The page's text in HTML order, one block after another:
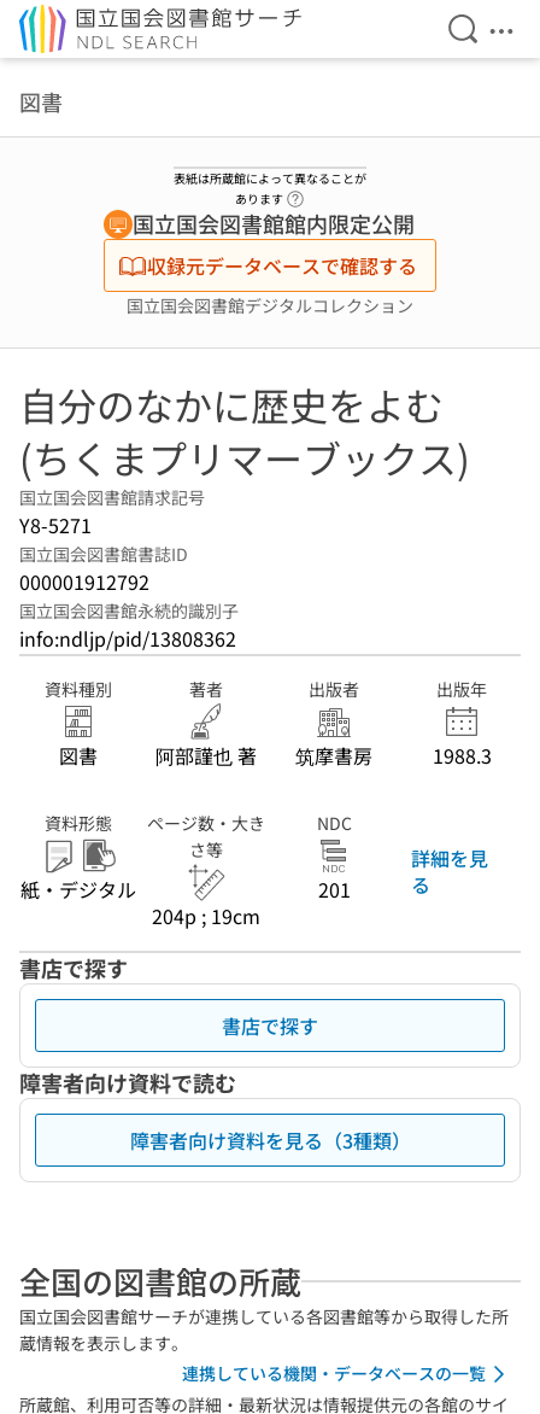
検索を
メ
図書
表紙は所蔵館によって異なることが
あります
国立国会図書館館内限定公開
収録元データベースで確認する
国立国会図書館デジタルコレクション
自分のなかに歴史をよむ
(ちくまプリマーブックス)
国立国会図書館請求記号
Y8-5271
国立国会図書館書誌ID
000001912792
国立国会図書館永続的識別子
info:ndljp/pid/13808362
資料種別
図書
著者
阿部謹也 著
出版者
筑摩書房
出版年
1988.3
資料形態
紙・デジタル
ページ数・大き
さ等
204p ; 19cm
NDC
201
詳細を見
る
書店で探す
書店で探す
障害者向け資料で読む
障害者向け資料を見る（3種類）
全国の図書館の所蔵
国立国会図書館サーチが連携している各図書館等から取得した所
蔵情報を表示します。
連携している機関・データベースの一覧
所蔵館、利用可否等の詳細・最新状況は情報提供元の各館のサイ